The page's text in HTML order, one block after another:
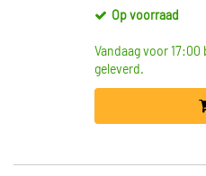
Op voorraad
Vandaag voor
geleverd.